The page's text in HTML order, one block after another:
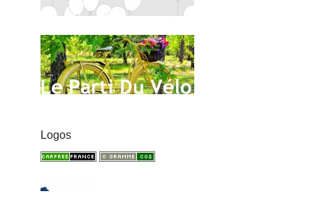
Logos